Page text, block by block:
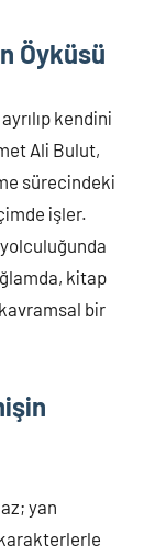
Öyküsü
kendini
Ali Bulut,
sürecindeki
işler.
kitap
bir
yan
karakterlerle